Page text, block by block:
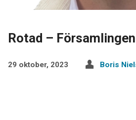
Rotad –
29 oktober, 2023 Boris